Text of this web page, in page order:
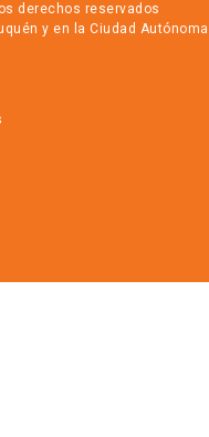
derechos reservados
y en la Ciudad Autónoma